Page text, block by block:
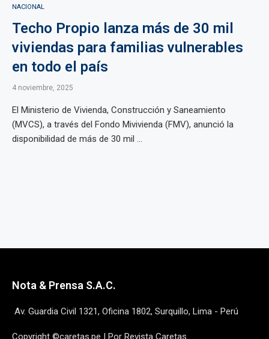
NACIONAL
Techo Propio lanza más de 30 mil
viviendas para familias vulnerables
en todo el país
4 noviembre, 2025
El Ministerio de Vivienda, Construcción y Saneamiento
(MVCS), a través del Fondo Mivivienda (FMV), anunció la
disponibilidad de más de 30 mil ...
Nota & Prensa S.A.C.
Av. Guardia Civil 1321, Oficina 1802, Surquillo, Lima - Perú
Copyright ©caretas.pe | Por Revista Caretas